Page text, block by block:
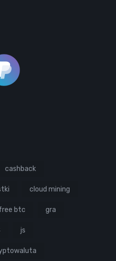
cashback
cloud mining
btc gra
js